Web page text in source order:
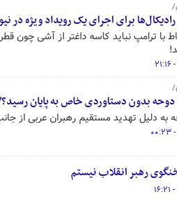
برای اجرای یک رویداد ویژه در
با ترامپ نباید کاسه داغتر از آشی چون
خاص به پایان رسید؟/ ۴ نکته مهم درباره بازدارندگی روی
دلیل تهدید مستقیم رهبران عربی از جانب
رهبر انقلاب نیستم